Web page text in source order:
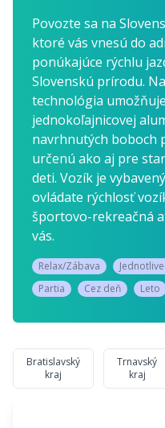
Povozte sa na
ktoré vás vnesú do
ponúkajúce rýchlu
Slovenskú prírodu.
technológia
jednokoľajnicovej
navrhnutých boboch
určenú ako aj pre
deti. Vozík je
ovládate rýchlosť
športovo-rekreačná
vás.
Relax/Zábava
Partia
Cez deň Leto
Bratislavský
kraj
Trnavský
kraj